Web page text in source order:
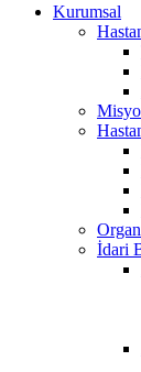
Kurumsal
İdari